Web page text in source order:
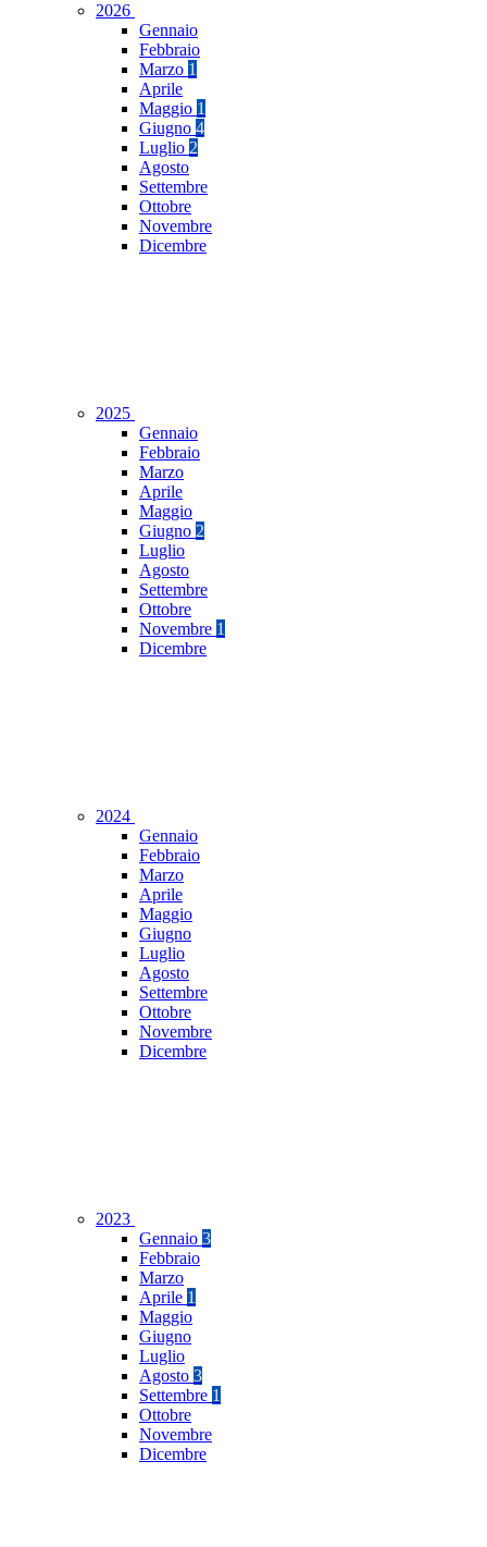
2026
Gennaio
Febbraio
Marzo 1
Aprile
Maggio 1
Giugno 4
Luglio 2
Agosto
Settembre
Ottobre
Novembre
Dicembre
2025
Gennaio
Febbraio
Marzo
Aprile
Maggio
Giugno 2
Luglio
Agosto
Settembre
Ottobre
Novembre 1
Dicembre
2024
Gennaio
Febbraio
Marzo
Aprile
Maggio
Giugno
Luglio
Agosto
Settembre
Ottobre
Novembre
Dicembre
2023
Gennaio 3
Febbraio
Marzo
Aprile 1
Maggio
Giugno
Luglio
Agosto 3
Settembre 1
Ottobre
Novembre
Dicembre